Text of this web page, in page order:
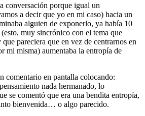
conversación porque igual un
a decir que yo en mi caso) hacia un
alguien de exponerlo, ya había 10
muy sincrónico con el tema que
pareciera que en vez de centrarnos en
mi misma) aumentaba la entropía de
comentario en pantalla colocando:
nada hermanado, lo
se comentó que era una bendita entropía,
bienvenida… o algo parecido.